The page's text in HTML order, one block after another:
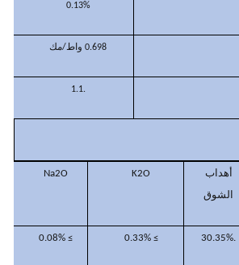
0.13%
0.698 واط/مك
.1.1
أهداب
الشوق
K2O
Na2O
.30.35%
≥ 0.33%
≥ 0.08%